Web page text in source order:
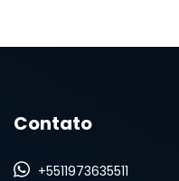
Contato
+5511973635511